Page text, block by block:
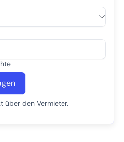
über den Vermieter.